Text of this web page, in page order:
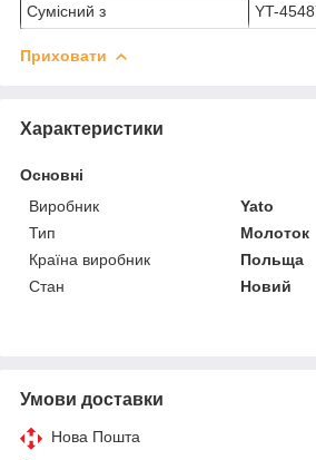
Сумісний з
YT-
Приховати
Характеристики
Основні
Виробник
Yato
Тип
Молоток
Країна виробник
Польща
Стан
Новий
Умови доставки
Нова Пошта